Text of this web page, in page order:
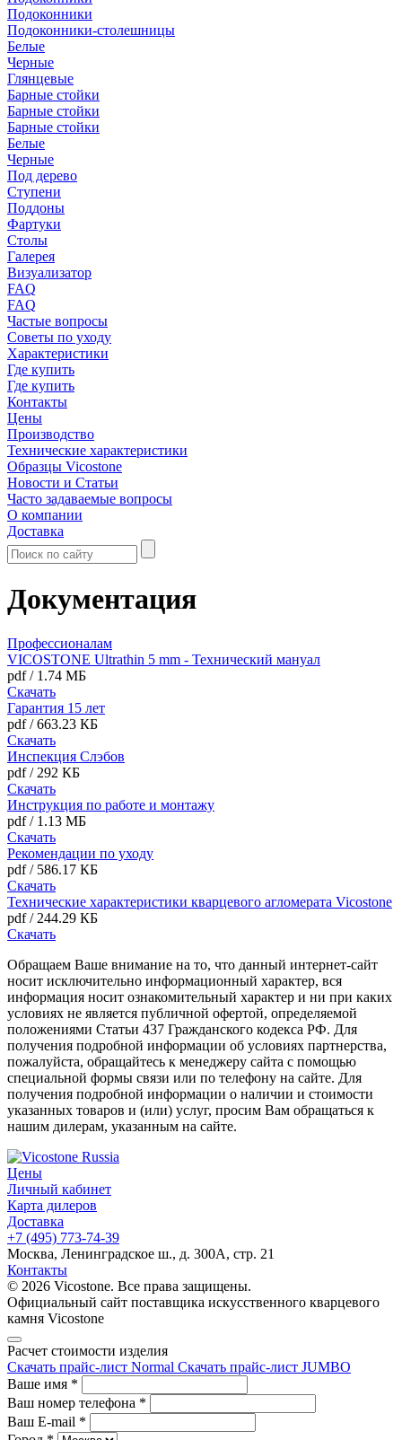
Подоконники
Подоконники-столешницы
Белые
Черные
Глянцевые
Барные стойки
Барные стойки
Барные стойки
Белые
Черные
Под дерево
Ступени
Поддоны
Фартуки
Столы
Галерея
Визуализатор
FAQ
FAQ
Частые вопросы
Советы по уходу
Характеристики
Где купить
Где купить
Контакты
Цены
Производство
Технические характеристики
Образцы Vicostone
Новости и Статьи
Часто задаваемые вопросы
О компании
Доставка
Документация
Профессионалам
VICOSTONE Ultrathin 5 mm - Технический мануал
pdf/ 1.74 МБ
Скачать
Гарантия 15 лет
pdf/663.23 КБ
Скачать
Инспекция Слэбов
pdf/ 292 КБ
Скачать
Инструкция по работе и монтажу
pdf/ 1.13 МБ
Скачать
Рекомендации по уходу
pdf/ 586.17 КБ
Скачать
Технические характеристики кварцевого агломерата Vicostone
pdf/ 244.29 КБ
Скачать
Обращаем Ваше внимание на то, что данный интернет-сайт
носит исключительно информационный характер, вся
информация носит ознакомительный характер и ни при каких
условиях не является публичной офертой, определяемой
положениями Статьи 437 Гражданского кодекса РФ. Для
получения подробной информации об условиях партнерства,
пожалуйста, обращайтесь к менеджеру сайта с помощью
специальной формы связи или по телефону на сайте. Для
получения подробной информации о наличии и стоимости
указанных товаров и (или) услуг, просим Вам обращаться к
нашим дилерам, указанным на сайте.
Цены
Личный кабинет
Карта дилеров
Доставка
+7 (495) 773-74-39
Москва, Ленинградское ш., д. 300А, стр. 21
Контакты
© 2026 Vicostone. Все права защищены.
Официальный сайт поставщика искусственного кварцевого
камня Vicostone
Расчет стоимости изделия
Скачать прайс-лист Normal Скачать прайс-лист JUMBO
Ваше имя *
Ваш номер телефона *
Ваш E-mail *